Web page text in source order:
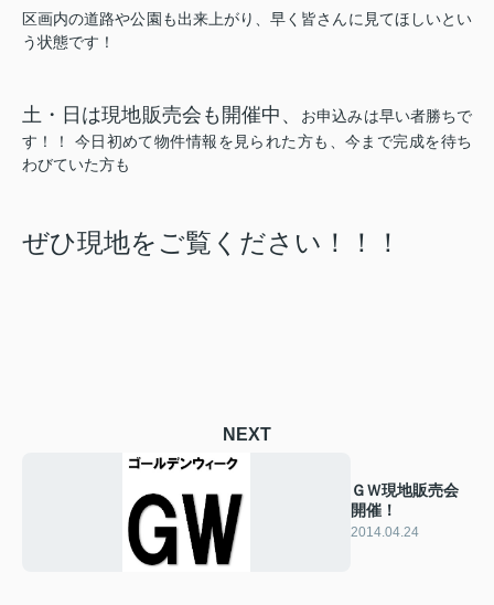
区画内の道路や公園も出来上がり、早く皆さんに見てほしいとい
う状態です！
土・日は現地販売会も開催中、
お申込みは早い者勝ちで
す！！ 今日初めて物件情報を見られた方も、今まで完成を待ち
わびていた方も
ぜひ現地をご覧ください！！！
NEXT
ＧＷ現地販売会
開催！
2014.04.24